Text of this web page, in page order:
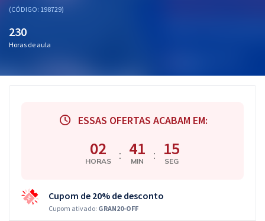
OAB
Mentorias
(CÓDIGO: 198729)
230
Horas de aula
ESSAS OFERTAS ACABAM EM:
02
HORAS : 41
MIN : 15
SEG
Cupom de 20% de desconto
Cupom ativado: GRAN20-OFF